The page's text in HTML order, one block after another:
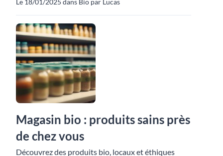
Le 18/01/2025 dans Bio par Lucas
Magasin bio : produits sains près
de chez vous
Découvrez des produits bio, locaux et éthiques